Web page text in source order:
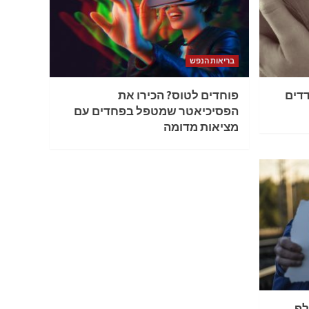
בריאות הנפש
פוחדים לטוס? הכירו את
הפסיכיאטר שמטפל בפחדים עם
מציאות מדומה